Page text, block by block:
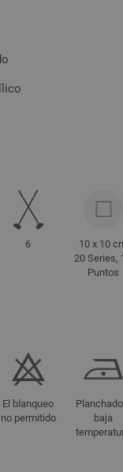
6
10 x 10
20 Series,
Puntos
El blanqueo
no permitido
baja